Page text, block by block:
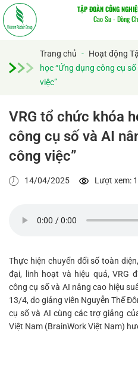
TẬP ĐOÀN CÔNG
Cao Su - Dòng
Trang chủ - Hoạt động
học “Ứng dụng công cụ
việc”
VRG tổ chức khóa
công cụ số và AI
công việc”
14/04/2025 Lượt xem:
Thực hiện chuyển đổi số toàn
đại, linh hoạt và hiệu quả, VRG
công cụ số và AI nâng cao hiệu
13/4, do giảng viên Nguyễn Thế
cụ số và AI cùng các trợ giảng
Việt Nam (BrainWork Việt Nam)